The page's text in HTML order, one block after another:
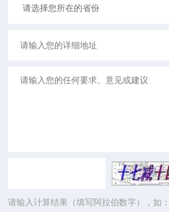
请输入计算结果（填写阿拉伯数字），如